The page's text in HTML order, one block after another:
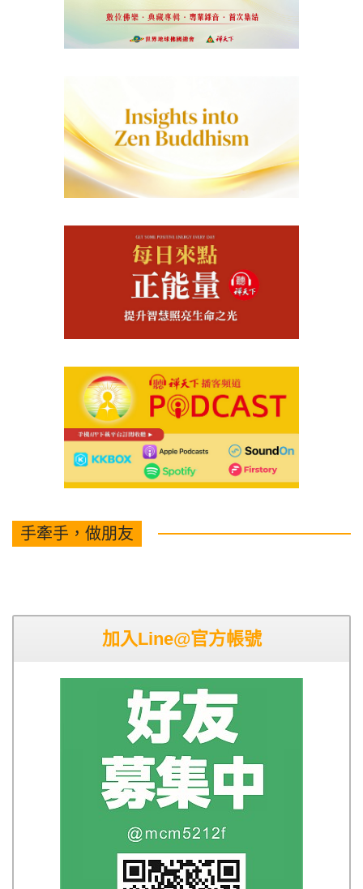
手牽手，做朋友
加入Line@官方帳號